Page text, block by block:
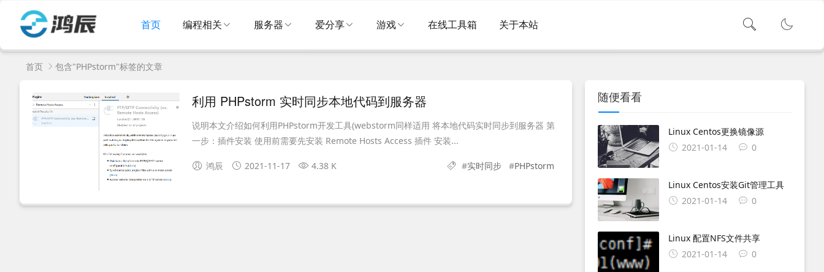
首页 编程相关 服务器 爱分享 游戏 在线工具箱 关于本站
首页 包含"PHPstorm"标签的文章
利用 PHPstorm 实时同步本地代码到服务器
说明本文介绍如何利用PHPstorm开发工具(webstorm同样适用 将本地代码实时同步到服务器 第
一步：插件安装 使用前需要先安装 Remote Hosts Access 插件 安装...
鸿辰 2021-11-17 4.38 K #实时同步 #PHPstorm
随便看看
Linux Centos更换镜像源
2021-01-14
0
Linux Centos安装Git管理工具
2021-01-14
0
Linux 配置NFS文件共享
2021-01-14
0